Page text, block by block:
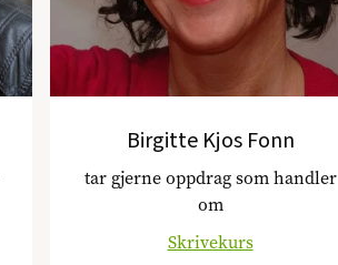
Birgitte Kjos Fonn
tar gjerne oppdrag som handler
om
Skrivekurs